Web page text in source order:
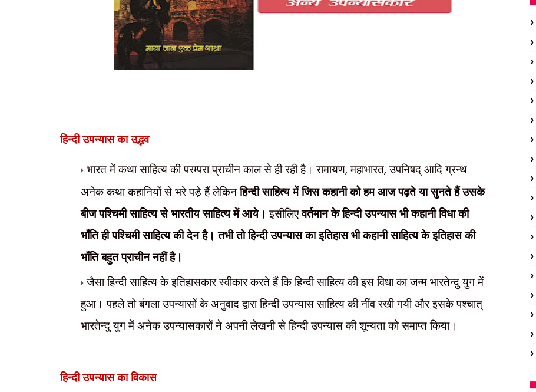
हिन्दी उपन्यास का उद्भव
भारत में कथा साहित्य की परम्परा प्राचीन काल से ही रही है। रामायण,महाभारत,उपनिषद् आदि ग्रन्थ
अनेक कथा कहानियों से भरे पड़े हैं लेकिनहिन्दी साहित्य में जिस कहानी को हम आज पढ़ते या सुनते हैं उसके
बीज पश्चिमी साहित्य से भारतीय साहित्य में आये। इसीलिएवर्तमान के हिन्दी उपन्यास भी कहानी विधा की
भाँति ही पश्चिमी साहित्य की देन है। तभी तो हिन्दी उपन्यास का इतिहास भी कहानी साहित्य के इतिहास की
भाँति बहुत प्राचीन नहीं है।
जैसा हिन्दी साहित्य के इतिहासकार स्वीकार करते हैं कि हिन्दी साहित्य की इस विधा का जन्म भारतेन्दु युग में
हुआ। पहले तो बंगला उपन्यासों के अनुवाद द्वारा हिन्दी उपन्यास साहित्य की नींव रखी गयी और इसके पश्चात्
भारतेन्दु युग में अनेक उपन्यासकारों ने अपनी लेखनी से हिन्दी उपन्यास की शून्यता को समाप्त किया।
हिन्दी उपन्यास का विकास